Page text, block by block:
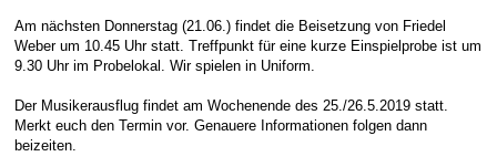
Formulare
Jugendkapelle
Newsletter
E-Mail Strato
Jahr 2000 - 2004
Jahr 2010 - 2014
Jahr 2015 - 2019
Geschichte
Stammorchester
Jugendausbildung
Chronik
Vorstände
Am nächsten Donnerstag (21.06.) findet die Beisetzung von Friedel
Weber um 10.45 Uhr statt. Treffpunkt für eine kurze Einspielprobe ist um
9.30 Uhr im Probelokal. Wir spielen in Uniform.
Der Musikerausflug findet am Wochenende des 25./26.5.2019 statt.
Merkt euch den Termin vor. Genauere Informationen folgen dann
beizeiten.